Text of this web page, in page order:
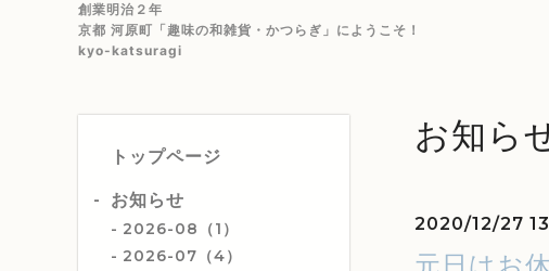
創業明治２年
京都 河原町「趣味の和雑貨・かつらぎ」にようこそ！
kyo-katsuragi
トップページ
お知らせ
2026-08（1）
2026-07（4）
お知ら
2020/12/27